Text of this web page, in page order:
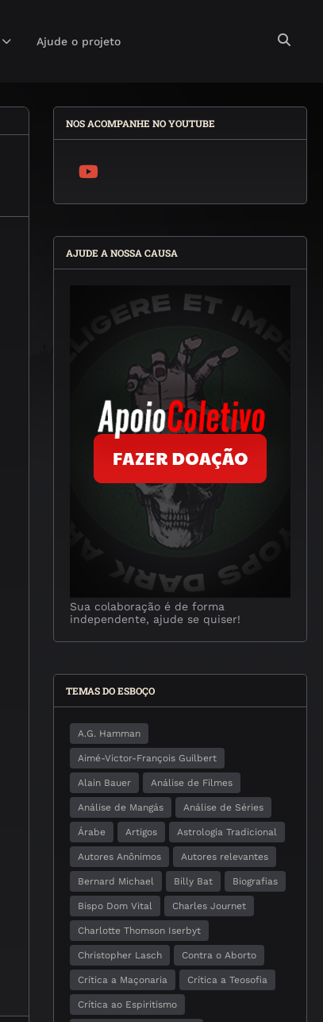
Ajude o projeto
NOS ACOMPANHE NO YOUTUBE
AJUDE A NOSSA CAUSA
Sua colaboração é de forma
independente, ajude se quiser!
TEMAS DO ESBOÇO
A.G. Hamman
Aimé-Victor-François Guilbert
Alain Bauer Análise de Filmes
Análise de Mangás Análise de Séries
Árabe Artigos Astrologia Tradicional
Autores Anônimos Autores relevantes
Bernard Michael Billy Bat Biografias
Bispo Dom Vital Charles Journet
Charlotte Thomson Iserbyt
Christopher Lasch Contra o Aborto
Crítica a Maçonaria Crítica a Teosofia
Crítica ao Espiritismo